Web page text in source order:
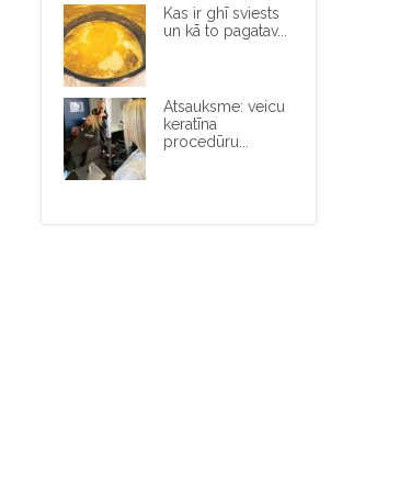
Kas ir ghī sviests
un kā to pagatav...
Atsauksme: veicu
keratīna
procedūru...